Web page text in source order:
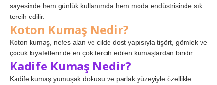
sayesinde hem günlük kullanımda hem moda endüstrisinde sık
tercih edilir.
Koton Kumaş Nedir?
Koton kumaş, nefes alan ve cilde dost yapısıyla tişört, gömlek ve
çocuk kıyafetlerinde en çok tercih edilen kumaşlardan biridir.
Kadife Kumaş Nedir?
Kadife kumaş yumuşak dokusu ve parlak yüzeyiyle özellikle